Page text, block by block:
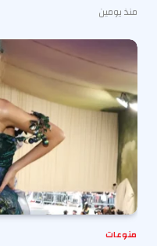
منذ يومين
منوعات